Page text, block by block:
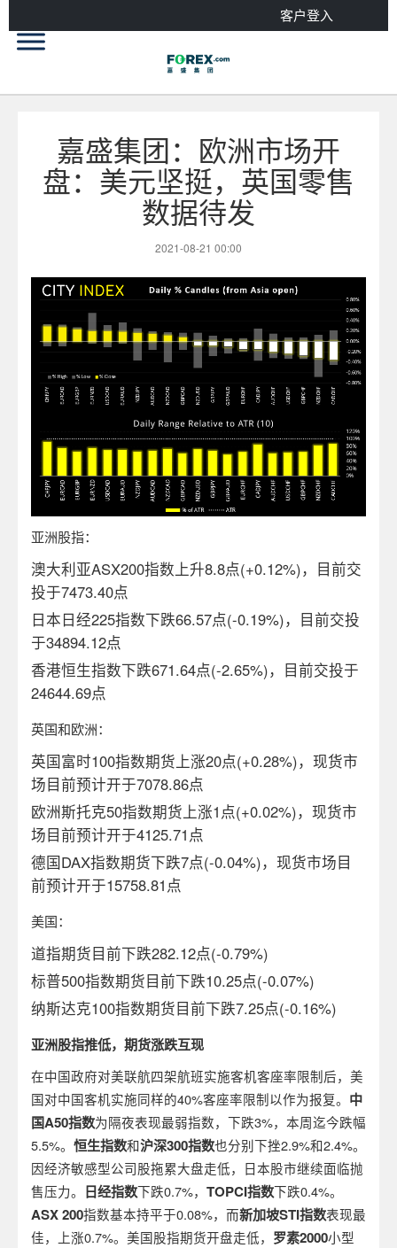
客户登入
嘉盛集团：欧洲市场开
盘：美元坚挺，英国零售
数据待发
2021-08-21 00:00
亚洲股指：
澳大利亚ASX200指数上升8.8点(+0.12%)，目前交
投于7473.40点
日本日经225指数下跌66.57点(-0.19%)，目前交投
于34894.12点
香港恒生指数下跌671.64点(-2.65%)，目前交投于
24644.69点
英国和欧洲：
英国富时100指数期货上涨20点(+0.28%)，现货市
场目前预计开于7078.86点
欧洲斯托克50指数期货上涨1点(+0.02%)，现货市
场目前预计开于4125.71点
德国DAX指数期货下跌7点(-0.04%)，现货市场目
前预计开于15758.81点
美国：
道指期货目前下跌282.12点(-0.79%)
标普500指数期货目前下跌10.25点(-0.07%)
纳斯达克100指数期货目前下跌7.25点(-0.16%)
亚洲股指推低，期货涨跌互现
在中国政府对美联航四架航班实施客机客座率限制后，美
国对中国客机实施同样的40%客座率限制以作为报复。 中
国A50指数为隔夜表现最弱指数，下跌3%，本周迄今跌幅
5.5%。 恒生指数和沪深300指数也分别下挫2.9%和2.4%。
因经济敏感型公司股拖累大盘走低，日本股市继续面临抛
售压力。 日经指数下跌0.7%， TOPCI指数下跌0.4%。
ASX 200指数基本持平于0.08%，而新加坡STI指数表现最
佳，上涨0.7%。美国股指期货开盘走低， 罗素2000小型